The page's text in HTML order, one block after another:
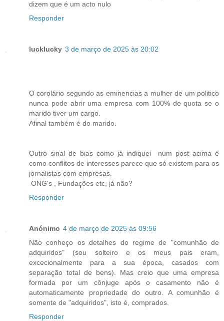
dizem que é um acto nulo
Responder
lucklucky 3 de março de 2025 às 20:02
O corolário segundo as eminencias a mulher de um politico
nunca pode abrir uma empresa com 100% de quota se o
marido tiver um cargo.
Afinal também é do marido.
Outro sinal de bias como já indiquei num post acima é
como conflitos de interesses parece que só existem para os
jornalistas com empresas.
ONG's , Fundações etc, já não?
Responder
Anónimo 4 de março de 2025 às 09:56
Não conheço os detalhes do regime de "comunhão de
adquiridos" (sou solteiro e os meus pais eram,
excecionalmente para a sua época, casados com
separação total de bens). Mas creio que uma empresa
formada por um cônjuge após o casamento não é
automaticamente propriedade do outro. A comunhão é
somente de "adquiridos", isto é, comprados.
Responder